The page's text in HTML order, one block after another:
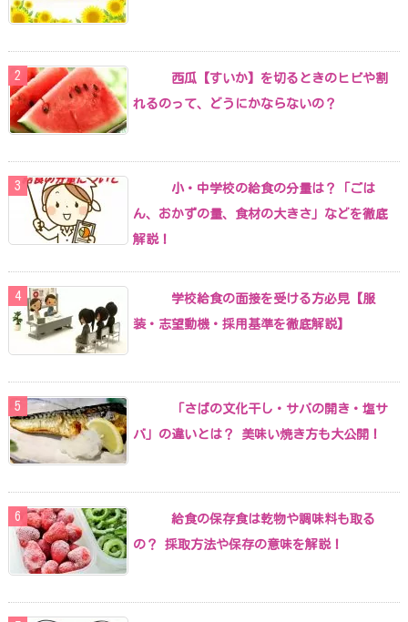
西瓜【すいか】を切るときのヒビや割
れるのって、どうにかならないの？
小・中学校の給食の分量は？「ごは
ん、おかずの量、食材の大きさ」などを徹底
解説！
学校給食の面接を受ける方必見【服
装・志望動機・採用基準を徹底解説】
「さばの文化干し・サバの開き・塩サ
バ」の違いとは？ 美味い焼き方も大公開！
給食の保存食は乾物や調味料も取る
の？ 採取方法や保存の意味を解説！